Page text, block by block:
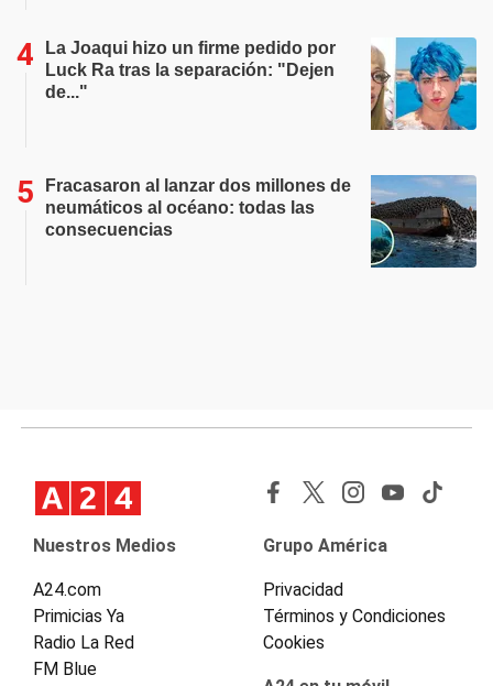
La Joaqui hizo un firme pedido por
Luck Ra tras la separación: "Dejen
de..."
Fracasaron al lanzar dos millones de
neumáticos al océano: todas las
consecuencias
Nuestros Medios
A24.com
Primicias Ya
Radio La Red
FM Blue
Grupo América
Privacidad
Términos y Condiciones
Cookies